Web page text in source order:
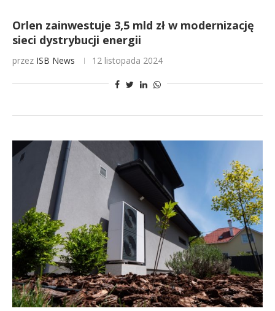
Orlen zainwestuje 3,5 mld zł w modernizację
sieci dystrybucji energii
przez ISB News 12 listopada 2024